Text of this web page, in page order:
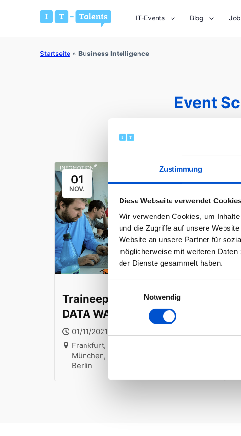
Zustimmung
Diese Webseite verwendet Cookies
Wir verwenden Cookies, um
und die Zugriffe auf unsere
Website an unsere Partner für
möglicherweise mit weiteren
der Dienste gesammelt haben.
Notwendig
IT-Events Blog
Startseite » Business Intelligence
Event
01
NOV.
Traineeprogramm CLOUD
DATA WAREHOUSE & DATA
ENGINEERING
01/11/2021 @ 00:00 - 02/01/2022 @ 23:59
Frankfurt, Heilbronn, Stuttgart, Köln,
München, Hamburg, Saarbrücken und
Berlin